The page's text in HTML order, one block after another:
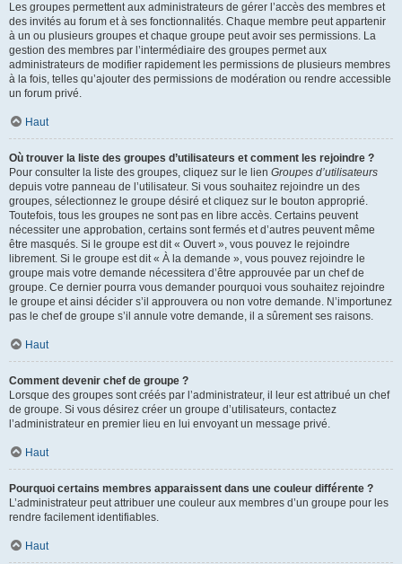
Les groupes permettent aux administrateurs de gérer l’accès des membres et
des invités au forum et à ses fonctionnalités. Chaque membre peut appartenir
à un ou plusieurs groupes et chaque groupe peut avoir ses permissions. La
gestion des membres par l’intermédiaire des groupes permet aux
administrateurs de modifier rapidement les permissions de plusieurs membres
à la fois, telles qu’ajouter des permissions de modération ou rendre accessible
un forum privé.
Haut
Où trouver la liste des groupes d’utilisateurs et comment les rejoindre ?
Pour consulter la liste des groupes, cliquez sur le lien Groupes d’utilisateurs
depuis votre panneau de l’utilisateur. Si vous souhaitez rejoindre un des
groupes, sélectionnez le groupe désiré et cliquez sur le bouton approprié.
Toutefois, tous les groupes ne sont pas en libre accès. Certains peuvent
nécessiter une approbation, certains sont fermés et d’autres peuvent même
être masqués. Si le groupe est dit « Ouvert », vous pouvez le rejoindre
librement. Si le groupe est dit « À la demande », vous pouvez rejoindre le
groupe mais votre demande nécessitera d’être approuvée par un chef de
groupe. Ce dernier pourra vous demander pourquoi vous souhaitez rejoindre
le groupe et ainsi décider s’il approuvera ou non votre demande. N’importunez
pas le chef de groupe s’il annule votre demande, il a sûrement ses raisons.
Haut
Comment devenir chef de groupe ?
Lorsque des groupes sont créés par l’administrateur, il leur est attribué un chef
de groupe. Si vous désirez créer un groupe d’utilisateurs, contactez
l’administrateur en premier lieu en lui envoyant un message privé.
Haut
Pourquoi certains membres apparaissent dans une couleur différente ?
L’administrateur peut attribuer une couleur aux membres d’un groupe pour les
rendre facilement identifiables.
Haut